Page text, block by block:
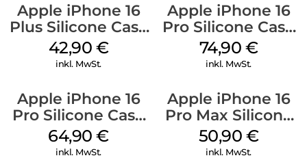
Apple iPhone 16
Plus Silicone Case
MagSafe Plum
42,90 €
inkl. MwSt.
Apple iPhone 16
Pro Silicone Case
MagSafe Black
74,90 €
inkl. MwSt.
Apple iPhone 16
Pro Silicone Case
MagSafe Denim
64,90€
inkl. MwSt.
Apple iPhone 16
Pro Max Silicone
Case MagSafe
Denim
50,90 €
inkl. MwSt.